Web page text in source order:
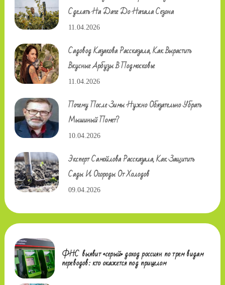
Сделать На Даче До Начала Сезона
11.04.2026
Садовод Казакова Рассказала, Как Вырастить
Вкусные Арбузы В Подмосковье
11.04.2026
Почему После Зимы Нужно Обязательно Убрать
Мышиный Помет?
10.04.2026
Эксперт Самойлова Рассказала, Как Защитить
Сады И Огороды От Холодов
09.04.2026
ФНС выявит «серый» доход россиян по трем видам
переводов: кто окажется под прицелом